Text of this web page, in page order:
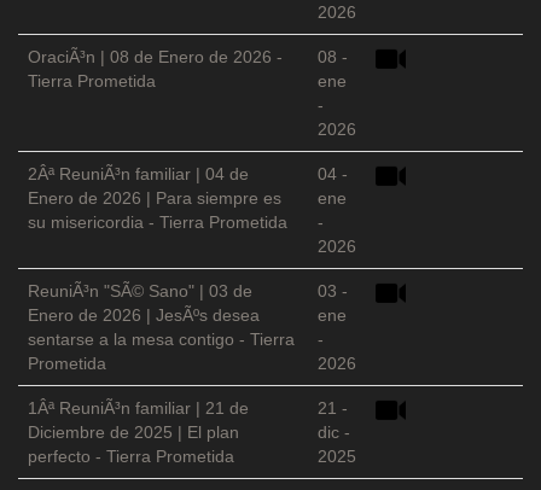
2026
OraciÃ³n | 08 de Enero de 2026 -
Tierra Prometida
08 -
ene
-
2026
2Âª ReuniÃ³n familiar | 04 de
Enero de 2026 | Para siempre es
su misericordia - Tierra Prometida
04 -
ene
-
2026
ReuniÃ³n "SÃ© Sano" | 03 de
Enero de 2026 | JesÃºs desea
sentarse a la mesa contigo - Tierra
Prometida
03 -
ene
-
2026
1Âª ReuniÃ³n familiar | 21 de
Diciembre de 2025 | El plan
perfecto - Tierra Prometida
21 -
dic -
2025